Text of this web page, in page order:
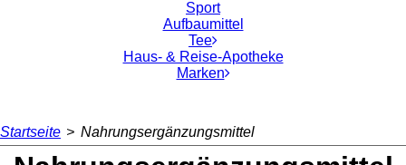
Sport
Aufbaumittel
Tee
Haus- & Reise-Apotheke
Marken
Startseite > Nahrungsergänzungsmittel